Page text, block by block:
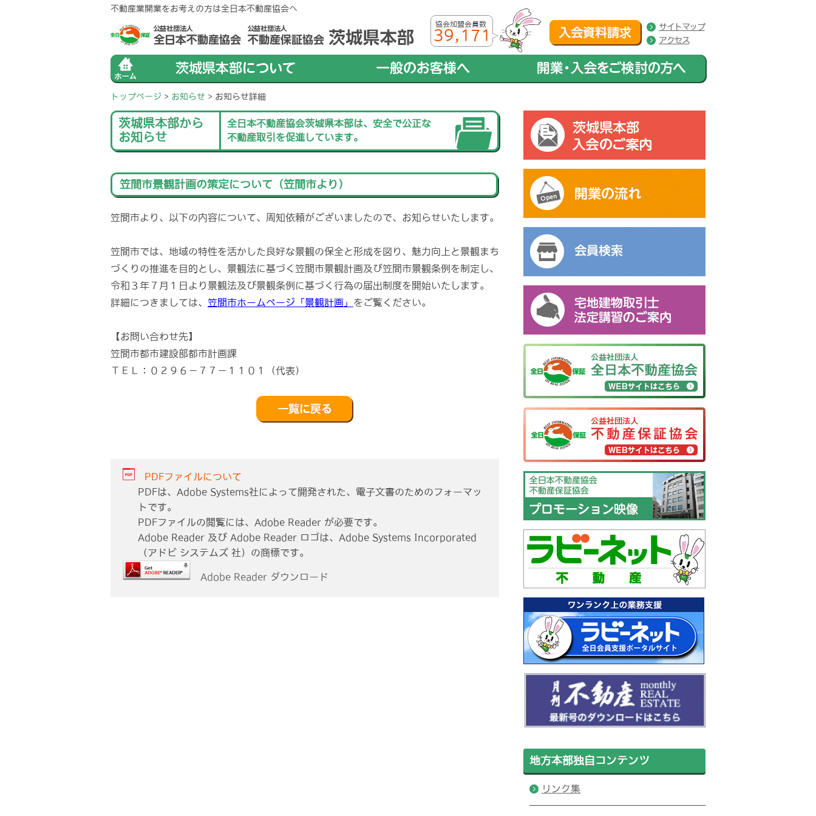
不動産業開業をお考えの方は全日本不動産協会へ
協会加盟会員数
39,171
サイトマップ
アクセス
トップページ > お知らせ > お知らせ詳細
茨城県本部から
お知らせ
全日本不動産協会茨城県本部は、安全で公正な
不動産取引を促進しています。
笠間市景観計画の策定について（笠間市より）
笠間市より、以下の内容について、周知依頼がございましたので、お知らせいたします。
笠間市では、地域の特性を活かした良好な景観の保全と形成を図り、魅力向上と景観まち
づくりの推進を目的とし、景観法に基づく笠間市景観計画及び笠間市景観条例を制定し、
令和３年７月１日より景観法及び景観条例に基づく行為の届出制度を開始いたします。
詳細につきましては、 笠間市ホームページ「景観計画」 をご覧ください。
【お問い合わせ先】
笠間市都市建設部都市計画課
ＴＥＬ：０２９６－７７－１１０１（代表）
PDFファイルについて
PDFは、Adobe Systems社によって開発された、電子文書のためのフォーマッ
トです。
PDFファイルの閲覧には、Adobe Reader が必要です。
Adobe Reader 及び Adobe Reader ロゴは、Adobe Systems Incorporated
（アドビ システムズ 社）の商標です。
Adobe Reader ダウンロード
地方本部独自コンテンツ
リンク集